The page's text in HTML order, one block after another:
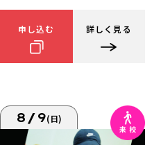
申し込む 詳しく見る
8/9(日)